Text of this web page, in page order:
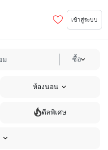
เข้าสู่ระบบ
ซื้อ
ห้องนอน
ดีลพิเศษ